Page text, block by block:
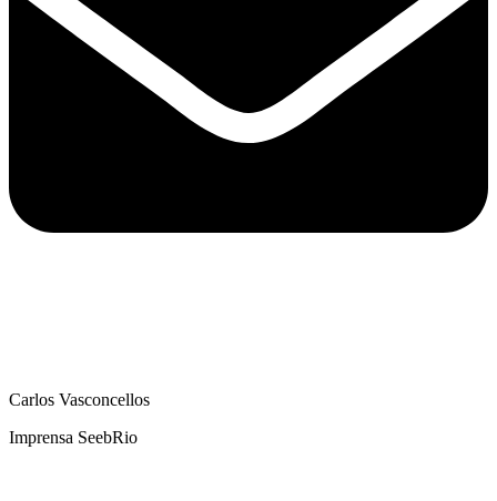
Carlos Vasconcellos
Imprensa SeebRio